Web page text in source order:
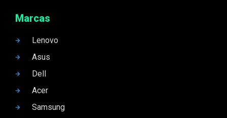
Marcas
Lenovo
Asus
Dell
Acer
Samsung